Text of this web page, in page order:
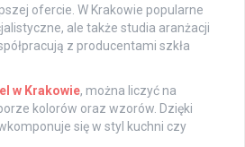
ofercie. W Krakowie popularne
ale także studia aranżacji
z producentami szkła
w Krakowie, można liczyć na
kolorów oraz wzorów. Dzięki
się w styl kuchni czy